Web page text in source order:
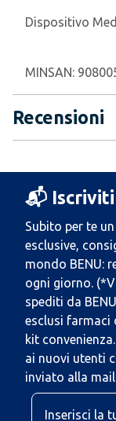
Dispositivo
MINSAN:
Recensioni
📬
Subito per te
esclusive,
mondo BENU:
ogni giorno.
spediti da
esclusi farmaci
kit
ai nuovi utenti
inviato alla